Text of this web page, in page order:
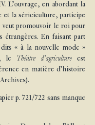
L’ouvrage, en abordant la
et la sériciculture, participe
veut promouvoir le roi pour
étrangères. En faisant part
« à la nouvelle mode »
le Théâtre d’agriculture est
en matière d’histoire
p. 721/722 sans manque